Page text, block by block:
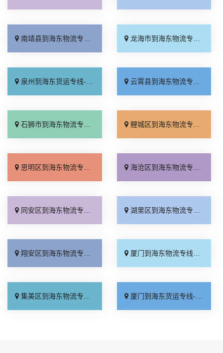
南靖县到海东物流专线_定点发车「全境到达」 龙海市到海东物流专线_全程无虑「高速快运」
泉州到海东货运专线-泉州到海东物流公司_计费标准「直达到站」 云霄县到海东物流专线_市县派送「省事省心」
石狮市到海东物流专线_实时反馈「直达到站」 鲤城区到海东物流专线_多久能到「一站式托运」
思明区到海东物流专线_运价查询「全境到达」 海沧区到海东物流专线_门到门接送「价格透明」
同安区到海东物流专线_不随意加价「送货到门」 湖里区到海东物流专线_价格透明「要多少钱」
翔安区到海东物流专线_诚信经营「高效运输」 厦门到海东物流专线_需要几天「托运省心」
集美区到海东物流专线_直达不中转「诚信经营」 厦门到海东货运专线-厦门到海东物流公司_全境配送「合同承运」